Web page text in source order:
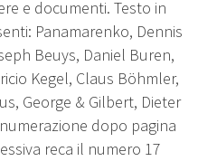
e documenti. Testo in
Panamarenko, Dennis
Beuys, Daniel Buren,
Kegel, Claus Böhmler,
George & Gilbert, Dieter
dopo pagina
reca il numero 17